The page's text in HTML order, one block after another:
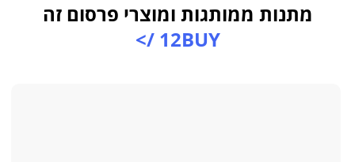
מתנות ממותגות ומוצרי פרסום זה
12BUY />